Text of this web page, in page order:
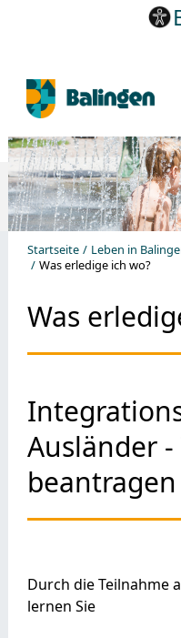
Startseite Leben in
Was erledige ich wo?
Was
Ausländer
beantragen
Durch die Teilnahme
lernen Sie